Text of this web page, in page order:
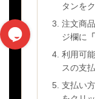
タンを
注文商
ジ欄に
「
利用可
スの支
支払い